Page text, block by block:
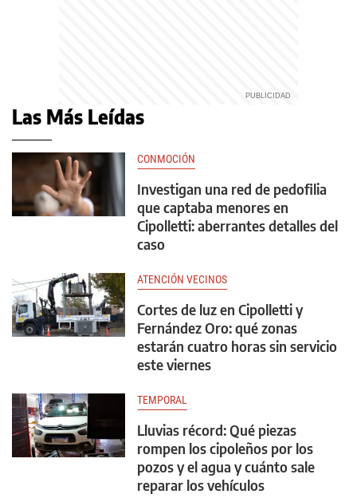
Las Más Leídas
CONMOCIÓN
Investigan una red de pedofilia
que captaba menores en
Cipolletti: aberrantes detalles del
caso
ATENCIÓN VECINOS
Cortes de luz en Cipolletti y
Fernández Oro: qué zonas
estarán cuatro horas sin servicio
este viernes
TEMPORAL
Lluvias récord: Qué piezas
rompen los cipoleños por los
pozos y el agua y cuánto sale
reparar los vehículos